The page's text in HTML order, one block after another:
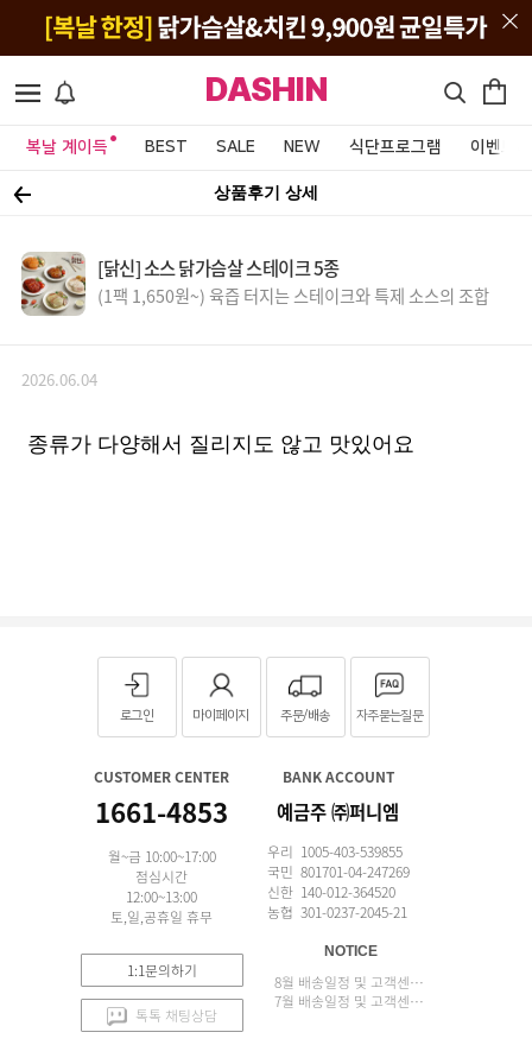
DASHIN
복날 계이득 BEST SALE NEW 식단프로그램 이벤트&
상품후기 상세
[닭신] 소스 닭가슴살 스테이크 5종
(1팩 1,650원~) 육즙 터지는 스테이크와 특제 소스의 조합
2026.06.04
종류가 다양해서 질리지도 않고 맛있어요
로그인 마이페이지 주문/배송 자주묻는질문
CUSTOMER CENTER
1661-4853
월~금 10:00~17:00
점심시간
12:00~13:00
토,일,공휴일 휴무
1:1문의하기
톡톡 채팅상담
BANK ACCOUNT
예금주 ㈜퍼니엠
우리 1005-403-539855
국민 801701-04-247269
신한 140-012-364520
농협 301-0237-2045-21
NOTICE
8월 배송일정 및 고객센터 업무 안내
7월 배송일정 및 고객센터 업무 안내